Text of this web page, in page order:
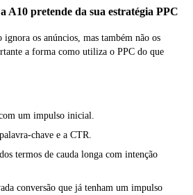
A10 pretende da sua estratégia PPC
os anúncios, mas também não os
a forma como utiliza o PPC do que
um impulso inicial.
chave e a CTR.
termos de cauda longa com intenção
conversão que já tenham um impulso